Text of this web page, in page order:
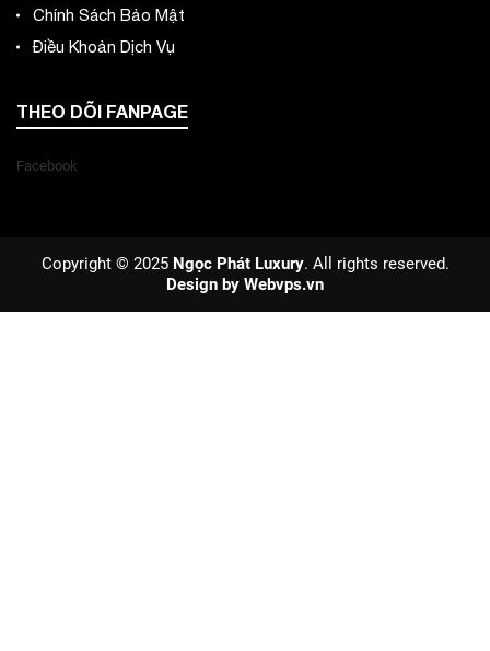
Chính Sách Bảo Mật
Điều Khoản Dịch Vụ
THEO DÕI FANPAGE
Facebook
Copyright © 2025 Ngọc Phát Luxury. All rights reserved.
Design by Webvps.vn